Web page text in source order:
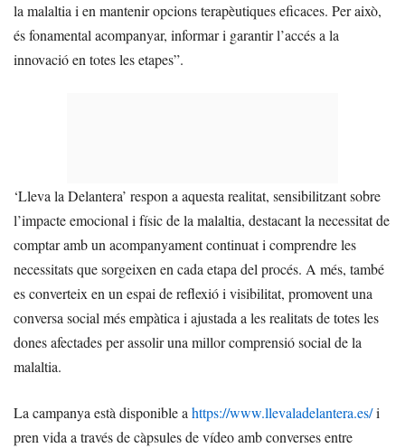
la malaltia i en mantenir opcions terapèutiques eficaces. Per això,
és fonamental acompanyar, informar i garantir l’accés a la
innovació en totes les etapes”.
‘Lleva la Delantera’ respon a aquesta realitat, sensibilitzant sobre
l’impacte emocional i físic de la malaltia, destacant la necessitat de
comptar amb un acompanyament continuat i comprendre les
necessitats que sorgeixen en cada etapa del procés. A més, també
es converteix en un espai de reflexió i visibilitat, promovent una
conversa social més empàtica i ajustada a les realitats de totes les
dones afectades per assolir una millor comprensió social de la
malaltia.
La campanya està disponible a https://www.llevaladelantera.es/i
pren vida a través de càpsules de vídeo amb converses entre